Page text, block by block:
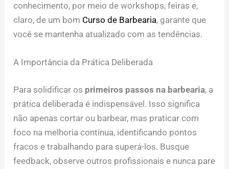
conhecimento, por meio de workshops, feiras e,
claro, de um bom Curso de Barbearia, garante que
você se mantenha atualizado com as tendências.
A Importância da Prática Deliberada
Para solidificar os primeiros passos na barbearia, a
prática deliberada é indispensável. Isso significa
não apenas cortar ou barbear, mas praticar com
foco na melhoria contínua, identificando pontos
fracos e trabalhando para superá-los. Busque
feedback, observe outros profissionais e nunca pare